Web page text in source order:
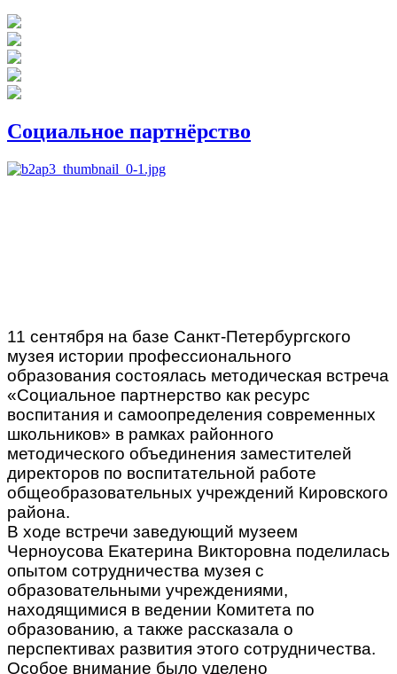
Социальное партнёрство
11 сентября на базе Санкт-Петербургского
музея истории профессионального
образования состоялась методическая встреча
«Социальное партнерство как ресурс
воспитания и самоопределения современных
школьников» в рамках районного
методического объединения заместителей
директоров по воспитательной работе
общеобразовательных учреждений Кировского
района.
В ходе встречи заведующий музеем
Черноусова Екатерина Викторовна поделилась
опытом сотрудничества музея с
образовательными учреждениями,
находящимися в ведении Комитета по
образованию, а также рассказала о
перспективах развития этого сотрудничества.
Особое внимание было уделено